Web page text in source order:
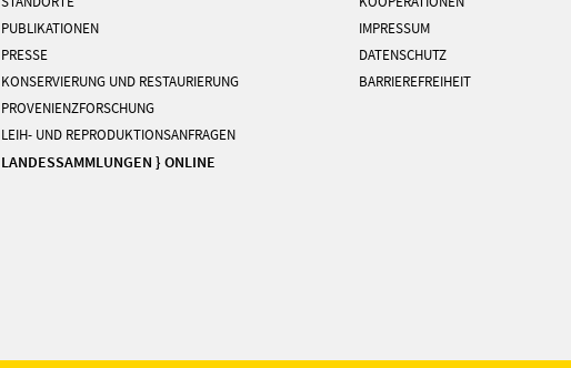
PUBLIKATIONEN
PRESSE
KONSERVIERUNG UND RESTAURIERUNG
PROVENIENZFORSCHUNG
LEIH- UND REPRODUKTIONSANFRAGEN
LANDESSAMMLUNGEN } ONLINE
IMPRESSUM
DATENSCHUTZ
BARRIEREFREIHEIT